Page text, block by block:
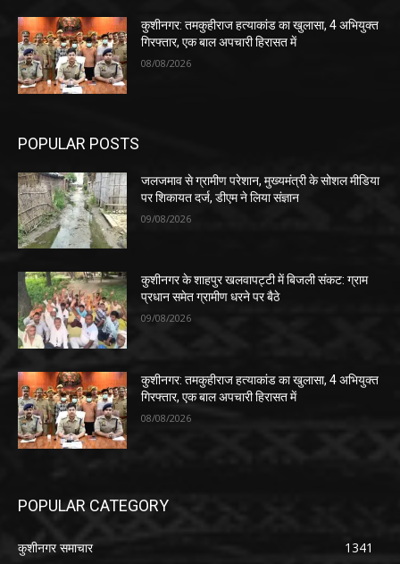
कुशीनगर: तमकुहीराज हत्याकांड का खुलासा, 4 अभियुक्त
गिरफ्तार, एक बाल अपचारी हिरासत में
08/08/2026
POPULAR POSTS
जलजमाव से ग्रामीण परेशान, मुख्यमंत्री के सोशल मीडिया
पर शिकायत दर्ज, डीएम ने लिया संज्ञान
09/08/2026
कुशीनगर के शाहपुर खलवापट्टी में बिजली संकट: ग्राम
प्रधान समेत ग्रामीण धरने पर बैठे
09/08/2026
कुशीनगर: तमकुहीराज हत्याकांड का खुलासा, 4 अभियुक्त
गिरफ्तार, एक बाल अपचारी हिरासत में
08/08/2026
POPULAR CATEGORY
कुशीनगर समाचार
1341